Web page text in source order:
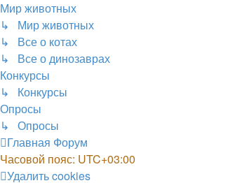
Мир животных
↳ Мир животных
↳ Все о котах
↳ Все о динозаврах
Конкурсы
↳ Конкурсы
Опросы
↳ Опросы
Главная Форум
Часовой пояс: UTC+03:00
Удалить cookies